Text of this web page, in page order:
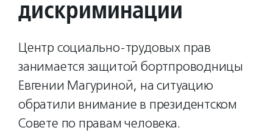
дискриминации
Центр социально-трудовых прав
занимается защитой бортпроводницы
Евгении Магуриной, на ситуацию
обратили внимание в президентском
Совете по правам человека.